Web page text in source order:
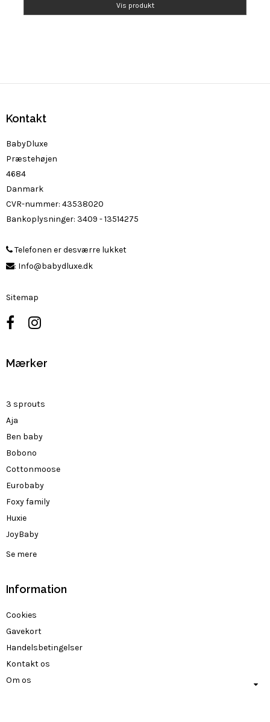
Vis produkt
Kontakt
BabyDluxe
Præstehøjen
4684
Danmark
CVR-nummer: 43538020
Bankoplysninger: 3409 - 13514275
Telefonen er desværre lukket
: Info@babydluxe.dk
Sitemap
Mærker
3 sprouts
Aja
Ben baby
Bobono
Cottonmoose
Eurobaby
Foxy family
Huxie
JoyBaby
Se mere
Information
Cookies
Gavekort
Handelsbetingelser
Kontakt os
Om os